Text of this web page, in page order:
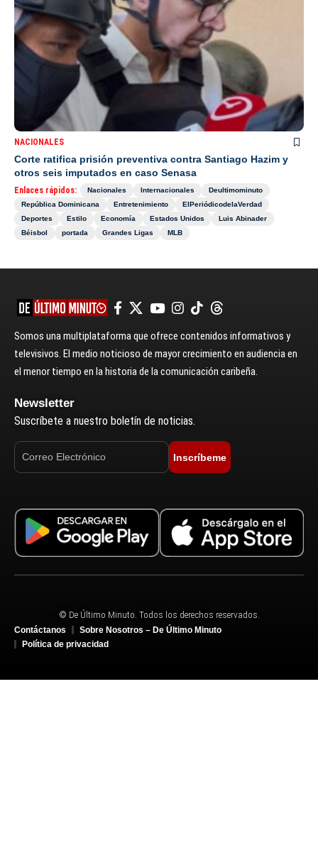
NACIONALES
Corte ratifica prisión preventiva contra Santiago Hazim y
otros seis imputados en caso Senasa
Enlaces rápidos: Nacionales Internacionales
Deultimominuto
República Dominicana
Entretenimiento
ElPeriódicodelaVerdad
Deportes
Estilo Economía Estados Unidos
Luis Abinader
Béisbol
portada Grandes Ligas MLB
Somos una multiplataforma que ofrece contenidos informativos y
televisivos. El medio noticioso de mayor crecimiento en audiencia en
el menor tiempo en la historia de la comunicación caribeña.
Newsletter
Suscríbete a nuestro boletín de noticias.
Inscríbeme
© De Último Minuto. Todos los derechos reservados.
Contáctanos
Sobre Nosotros – De Último Minuto
Política de privacidad